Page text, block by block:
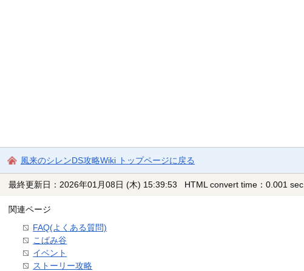
風来のシレンDS攻略Wiki トップページに戻る
最終更新日：2026年01月08日 (木) 15:39:53 HTML convert time：0.001 sec.
関連ページ
FAQ(よくある質問)
こばみ谷
イベント
ストーリー攻略